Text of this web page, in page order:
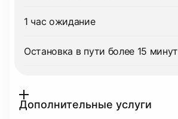
1 час ожидание
Остановка в пути более 15 минут
Дополнительные услуги